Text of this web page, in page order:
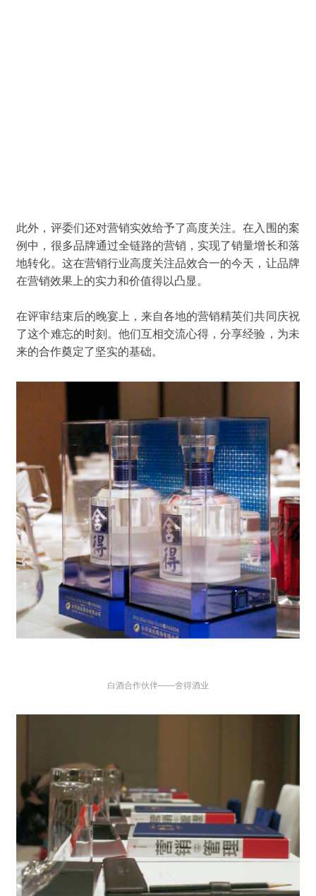
此外，评委们还对营销实效给予了高度关注。在入围的案
例中，很多品牌通过全链路的营销，实现了销量增长和落
地转化。 这在营销行业高度关注品效合一的今天，让品牌
在营销效果上的实力和价值得以凸显 。
在评审结束后的晚宴上，来自各地的营销精英们共同庆祝
了这个难忘的时刻。他们互相交流心得，分享经验，为未
来的合作奠定了坚实的基础。
白酒合作伙伴——舍得酒业